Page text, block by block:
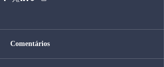
Comentários